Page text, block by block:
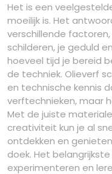
Het is een
moeilijk is. Het
verschillende
schilderen, je geduld
hoeveel tijd je bereid
de techniek. Olieverf
en technische kennis
verftechnieken, maar
Met de juiste
creativiteit kun je al
ontdekken en
doek. Het
experimenteren en